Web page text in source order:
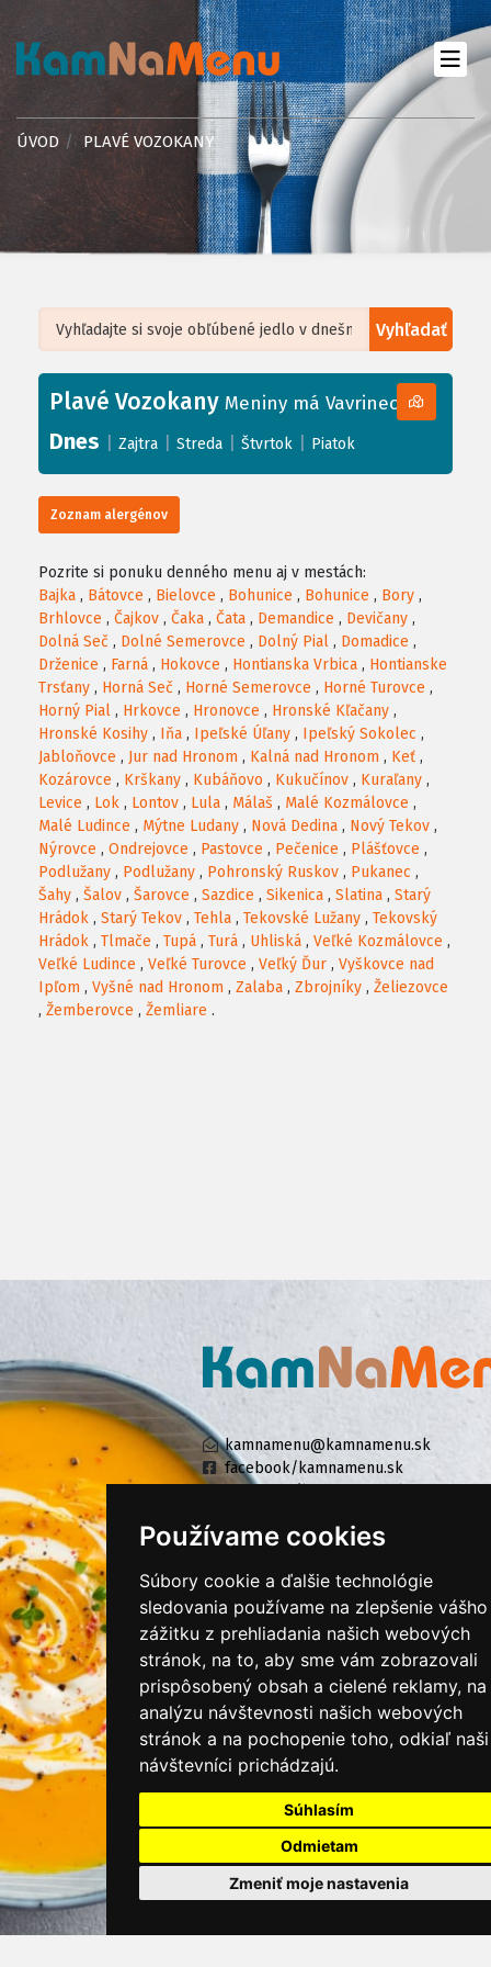
Používame cookies
Súbory cookie a ďalšie technológie
sledovania používame na zlepšenie vášho
zážitku z prehliadania našich webových
stránok, na to, aby sme vám zobrazovali
prispôsobený obsah a cielené reklamy, na
analýzu návštevnosti našich webových
stránok a na pochopenie toho, odkiaľ naši
návštevníci prichádzajú.
Súhlasím
Odmietam
Zmeniť moje nastavenia
ÚVOD PLAVÉ VOZOKANY
Vyhľadať
+
−
Leaflet| ©OpenStreetMap, Tiles courtesy ofHumanitarian OpenStreetMap
Plavé Vozokany Meniny má Vavrinec
Dnes Zajtra Streda Štvrtok Piatok
Zoznam alergénov
Pozrite si ponuku denného menu aj v mestách:
Bajka , Bátovce , Bielovce , Bohunice , Bohunice , Bory ,
Brhlovce , Čajkov , Čaka , Čata , Demandice , Devičany ,
Dolná Seč , Dolné Semerovce , Dolný Pial , Domadice ,
Drženice , Farná , Hokovce , Hontianska Vrbica , Hontianske
Trsťany , Horná Seč , Horné Semerovce , Horné Turovce ,
Horný Pial , Hrkovce , Hronovce , Hronské Kľačany ,
Hronské Kosihy , Iňa , Ipeľské Úľany , Ipeľský Sokolec ,
Jabloňovce , Jur nad Hronom , Kalná nad Hronom , Keť ,
Kozárovce , Krškany , Kubáňovo , Kukučínov , Kuraľany ,
Levice , Lok , Lontov , Lula , Málaš , Malé Kozmálovce ,
Malé Ludince , Mýtne Ludany , Nová Dedina , Nový Tekov ,
Nýrovce , Ondrejovce , Pastovce , Pečenice , Plášťovce ,
Podlužany , Podlužany , Pohronský Ruskov , Pukanec ,
Šahy , Šalov , Šarovce , Sazdice , Sikenica , Slatina , Starý
Hrádok , Starý Tekov , Tehla , Tekovské Lužany , Tekovský
Hrádok , Tlmače , Tupá , Turá , Uhliská , Veľké Kozmálovce ,
Veľké Ludince , Veľké Turovce , Veľký Ďur , Vyškovce nad
Ipľom , Vyšné nad Hronom , Zalaba , Zbrojníky , Želiezovce
, Žemberovce , Žemliare .
kamnamenu@kamnamenu.sk
facebook/kamnamenu.sk
KONTAKTUJTE NÁS
PRIHLÁSIŤ SA DO ZÁKAZNÍCKEJ ZÓNY
Všeobecné obchodné podmienky
Ochrana osobných údajov
Cookies
Moje KamNaMenu
Pridať reštauráciu
Cenník balíkov